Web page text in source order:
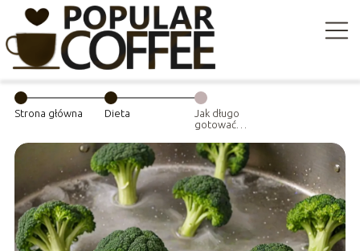
Strona główna Dieta
Jak długo
gotować
chrupiące?